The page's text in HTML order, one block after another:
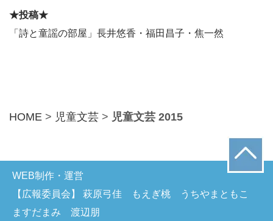
★投稿★
「詩と童謡の部屋」長井悠香・福田昌子・焦一然
HOME > 児童文芸 > 児童文芸 2015
WEB制作・運営
【広報委員会】 萩原弓佳 もえぎ桃 うちやまともこ
ますだまみ 渡辺朋